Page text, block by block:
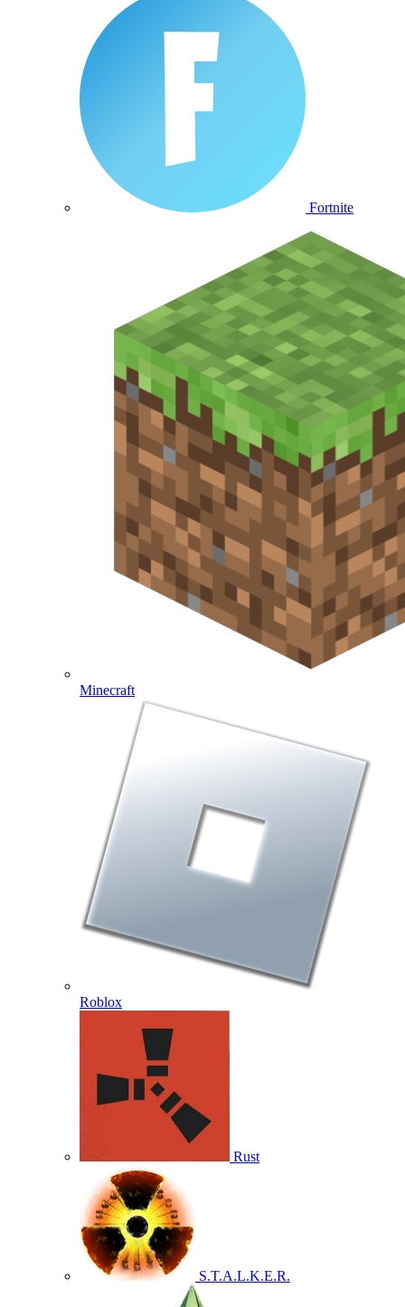
Fortnite
Minecraft
Roblox
Rust
S.T.A.L.K.E.R.